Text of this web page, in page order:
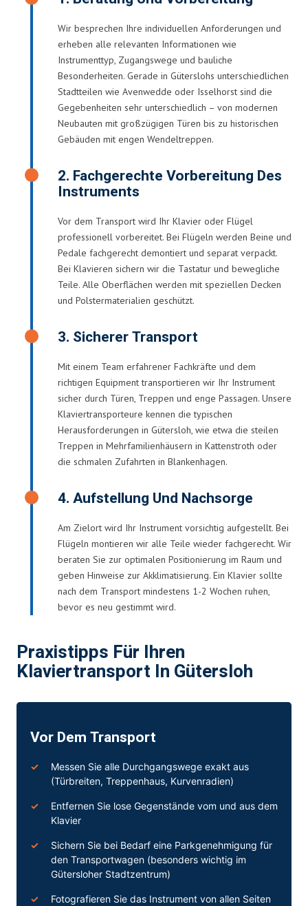
Wir besprechen Ihre individuellen Anforderungen und
erheben alle relevanten Informationen wie
Instrumenttyp, Zugangswege und bauliche
Besonderheiten. Gerade in Güterslohs unterschiedlichen
Stadtteilen wie Avenwedde oder Isselhorst sind die
Gegebenheiten sehr unterschiedlich – von modernen
Neubauten mit großzügigen Türen bis zu historischen
Gebäuden mit engen Wendeltreppen.
2. Fachgerechte Vorbereitung Des
Instruments
Vor dem Transport wird Ihr Klavier oder Flügel
professionell vorbereitet. Bei Flügeln werden Beine und
Pedale fachgerecht demontiert und separat verpackt.
Bei Klavieren sichern wir die Tastatur und bewegliche
Teile. Alle Oberflächen werden mit speziellen Decken
und Polstermaterialien geschützt.
3. Sicherer Transport
Mit einem Team erfahrener Fachkräfte und dem
richtigen Equipment transportieren wir Ihr Instrument
sicher durch Türen, Treppen und enge Passagen. Unsere
Klaviertransporteure kennen die typischen
Herausforderungen in Gütersloh, wie etwa die steilen
Treppen in Mehrfamilienhäusern in Kattenstroth oder
die schmalen Zufahrten in Blankenhagen.
4. Aufstellung Und Nachsorge
Am Zielort wird Ihr Instrument vorsichtig aufgestellt. Bei
Flügeln montieren wir alle Teile wieder fachgerecht. Wir
beraten Sie zur optimalen Positionierung im Raum und
geben Hinweise zur Akklimatisierung. Ein Klavier sollte
nach dem Transport mindestens 1-2 Wochen ruhen,
bevor es neu gestimmt wird.
Praxistipps Für Ihren
Klaviertransport In Gütersloh
Vor Dem Transport
Messen Sie alle Durchgangswege exakt aus
(Türbreiten, Treppenhaus, Kurvenradien)
Entfernen Sie lose Gegenstände vom und aus dem
Klavier
Sichern Sie bei Bedarf eine Parkgenehmigung für
den Transportwagen (besonders wichtig im
Gütersloher Stadtzentrum)
Fotografieren Sie das Instrument von allen Seiten